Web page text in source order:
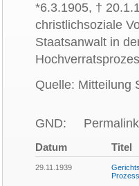
*6.3.1905, †
christlichsoziale
Staatsanwalt in
Quelle: Mitteilung
GND:
Datum Titel
29.11.1939